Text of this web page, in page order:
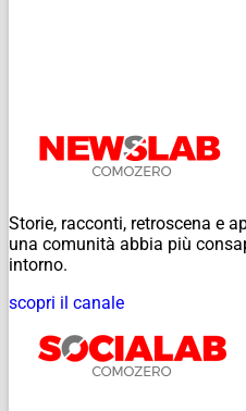
Storie, racconti, retroscena e
una comunità abbia più
intorno.
scopri il canale